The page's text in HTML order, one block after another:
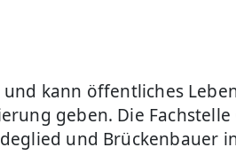
und kann öffentliches
geben. Die Fachstelle
und Brückenbauer